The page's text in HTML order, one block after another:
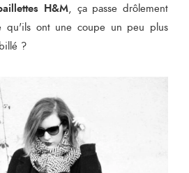
H&M, ça passe drôlement
qu'ils ont une coupe un peu plus
?